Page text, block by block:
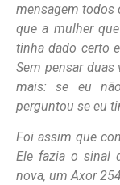
mensagem todos
que a mulher
tinha dado certo
Sem pensar duas
mais: se eu
perguntou se eu
Foi assim que
Ele fazia o sinal
nova, um Axor